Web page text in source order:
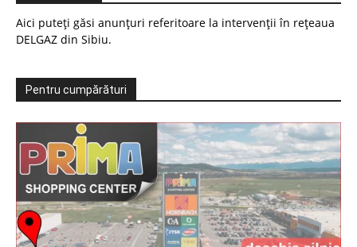
Aici puteți găsi anunțuri referitoare la intervenții în rețeaua
DELGAZ din Sibiu.
Pentru cumpărături